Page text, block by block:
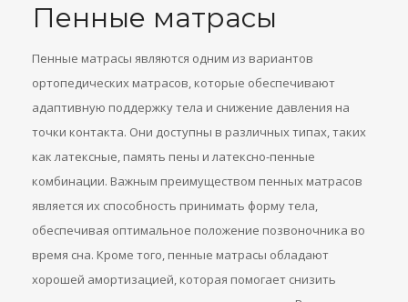
Пенные матрасы
Пенные матрасы являются одним из вариантов
ортопедических матрасов, которые обеспечивают
адаптивную поддержку тела и снижение давления на
точки контакта. Они доступны в различных типах, таких
как латексные, память пены и латексно-пенные
комбинации. Важным преимуществом пенных матрасов
является их способность принимать форму тела,
обеспечивая оптимальное положение позвоночника во
время сна. Кроме того, пенные матрасы обладают
хорошей амортизацией, которая помогает снизить